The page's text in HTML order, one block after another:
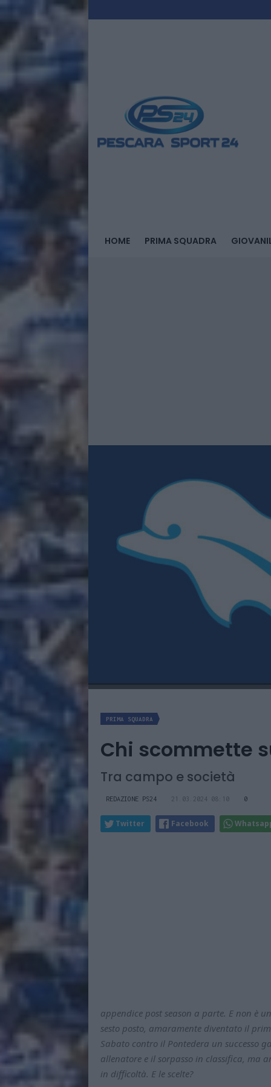
HOME PRIMA SQUADRA
PRIMA SQUADRA
Chi scommette
Tra campo e società
REDAZIONE PS24 21.03.2024 08:10 0
Twitter Facebook
appendice post season a parte. E non è
sesto posto, amaramente diventato il
Sabato contro il Pontedera un successo
allenatore e il sorpasso in classifica, ma
in difficoltà. E le scelte?